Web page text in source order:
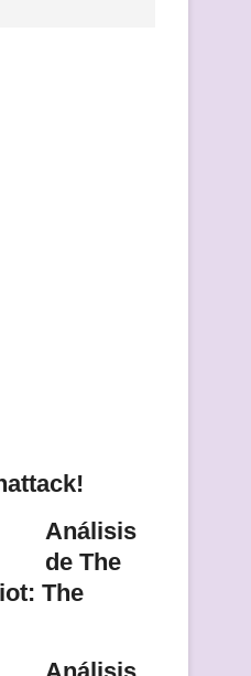
Análisis
de The
The